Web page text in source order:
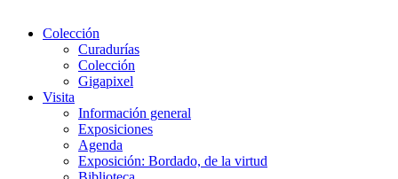
Colección
Curadurías
Colección
Gigapixel
Visita
Información general
Exposiciones
Agenda
Exposición: Bordado, de la virtud